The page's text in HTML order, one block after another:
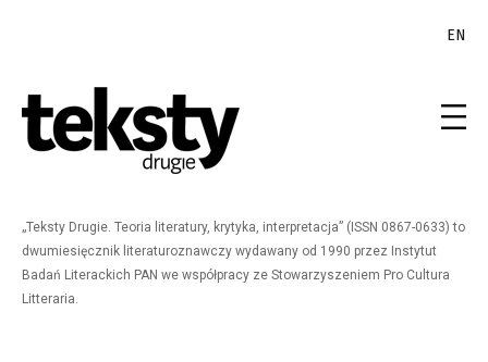
EN
„Teksty Drugie. Teoria literatury, krytyka, interpretacja” (ISSN 0867-0633) to
dwumiesięcznik literaturoznawczy wydawany od 1990 przez Instytut
Badań Literackich PAN we współpracy ze Stowarzyszeniem Pro Cultura
Litteraria.